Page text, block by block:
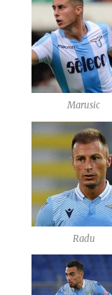
Marusic
Radu